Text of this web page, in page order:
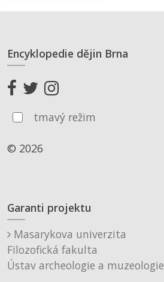
Encyklopedie dějin Brna
tmavý režim
© 2026
Garanti projektu
Masarykova univerzita
Filozofická fakulta
Ústav archeologie a muzeologie